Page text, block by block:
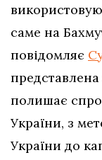
саме на
повідомляє
полишає
України, з
України до